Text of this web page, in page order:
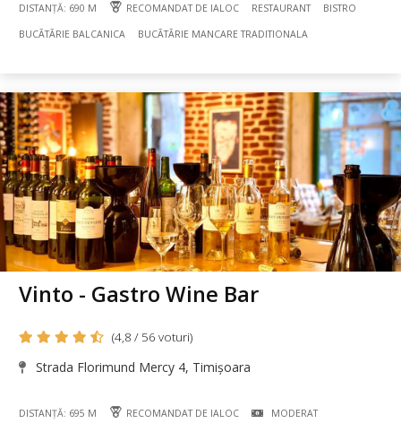
DISTANȚĂ: 690 M RECOMANDAT DE IALOC RESTAURANT BISTRO
BUCÃTÃRIE BALCANICA BUCÃTÃRIE MANCARE TRADITIONALA
Vinto - Gastro Wine Bar
(4,8 / 56 voturi)
Strada Florimund Mercy 4, Timișoara
DISTANȚĂ: 695 M RECOMANDAT DE IALOC MODERAT